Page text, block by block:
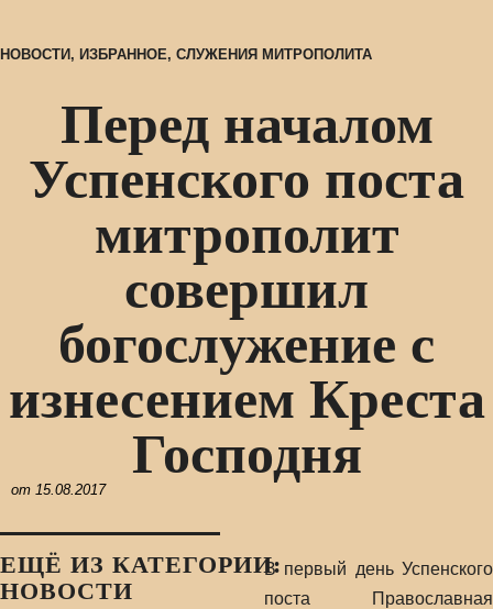
НОВОСТИ , ИЗБРАННОЕ, СЛУЖЕНИЯ МИТРОПОЛИТА
Перед началом
Успенского поста
митрополит
совершил
богослужение с
изнесением Креста
Господня
от 15.08.2017
ЕЩЁ ИЗ КАТЕГОРИИ:
НОВОСТИ
В первый день Успенского
поста Православная